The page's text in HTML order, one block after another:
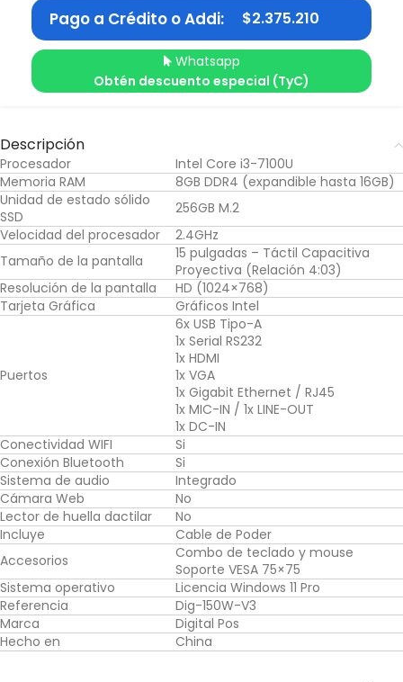
Pago a Crédito o Addi: $2.375.210
Whatsapp
Obtén descuento especial (TyC)
Descripción
Procesador
Intel Core i3-7100U
Memoria RAM
8GB DDR4 (expandible hasta 16GB)
Unidad de estado sólido
SSD
256GB M.2
Velocidad del procesador
2.4GHz
Tamaño de la pantalla
15 pulgadas – Táctil Capacitiva
Proyectiva (Relación 4:03)
Resolución de la pantalla
HD (1024×768)
Tarjeta Gráfica
Gráficos Intel
Puertos
6x USB Tipo-A
1x Serial RS232
1x HDMI
1x VGA
1x Gigabit Ethernet / RJ45
1x MIC-IN / 1x LINE-OUT
1x DC-IN
Conectividad WIFI
Si
Conexión Bluetooth
Si
Sistema de audio
Integrado
Cámara Web
No
Lector de huella dactilar
No
Incluye
Cable de Poder
Accesorios
Combo de teclado y mouse
Soporte VESA 75×75
Sistema operativo
Licencia Windows 11 Pro
Referencia
Dig-150W-V3
Marca
Digital Pos
Hecho en
China